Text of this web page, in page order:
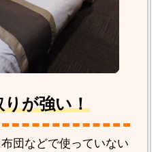
りが強い！
団などで使っていない